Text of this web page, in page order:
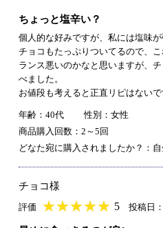
ちょっと塩辛い？
個人的な好みですが、私には塩味が
チョコもたっぷりついてるので、
ランス悪いのかなと思いますが、
べました。
お値段も考えると正直リピはないで
年齢：40代
性別：女性
商品購入回数：2～5回
どなた宛に購入されましたか？：自
チョコ様
評価 ★★★★★
★★★★★ 5 投稿日